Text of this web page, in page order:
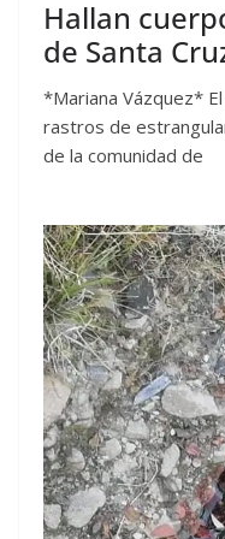
Hallan
de Santa
*Mariana Vázquez*
rastros de
de la comunidad de